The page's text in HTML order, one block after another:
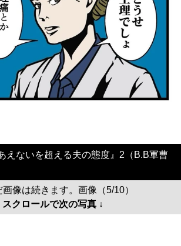
えないを超える夫の態度』2（B.B軍曹
画像は続きます。画像（5/10）
スクロールで次の写真 ↓